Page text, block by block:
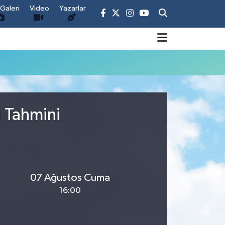
Video Yazarlar
Tahmini
07 Ağustos Cuma
16:00